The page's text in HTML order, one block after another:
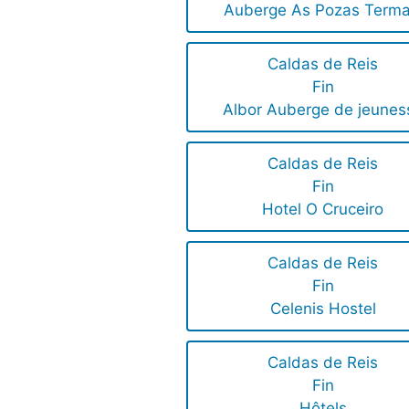
Auberge As Pozas
Caldas de Reis
Fin
Albor Auberge de
Caldas de Reis
Fin
Hotel O Cruceiro
Caldas de Reis
Fin
Celenis Hostel
Caldas de Reis
Fin